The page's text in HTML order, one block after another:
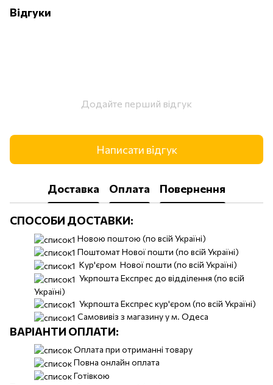
Відгуки
Додайте перший відгук
Написати відгук
Доставка Оплата Повернення
СПОСОБИ ДОСТАВКИ:
Новою поштою (по всій Україні)
Поштомат Нової пошти (по всій Україні)
Кур'єром Нової пошти (по всій Україні)
Укрпошта Експрес до відділення (по всій
Україні)
Укрпошта Експрес кур'єром (по всій Україні)
Самовивіз з магазину у м. Одеса
ВАРІАНТИ ОПЛАТИ:
Оплата при отриманні товару
Повна онлайн оплата
Готівкою